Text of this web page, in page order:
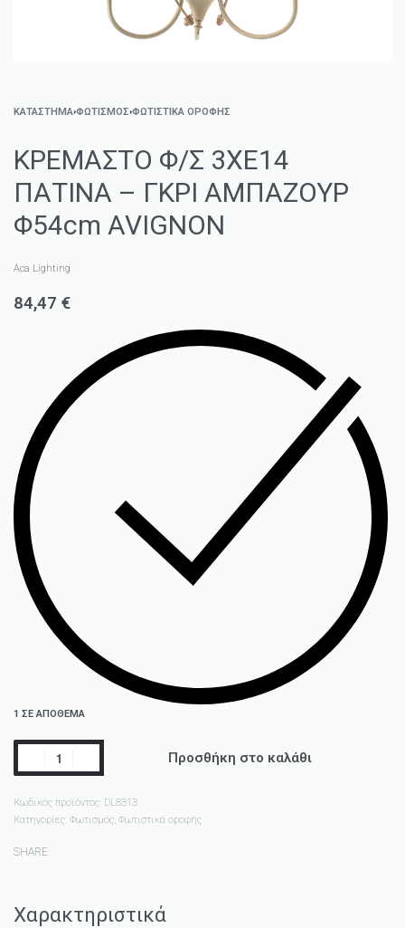
ΚΑΤΑΣΤΗΜΑ›ΦΩΤΙΣΜΌΣ›ΦΩΤΙΣΤΙΚΆ ΟΡΟΦΉΣ
ΚΡΕΜΑΣΤΟ Φ/Σ 3XE14
ΠΑΤΙΝΑ – ΓΚΡΙ ΑΜΠΑΖΟΥΡ
Φ54cm AVIGNON
Aca Lighting
84,47 €
1 ΣΕ ΑΠΌΘΕΜΑ
Προσθήκη στο καλάθι
Κωδικός προϊόντος: DL8313
Κατηγορίες: Φωτισμός, Φωτιστικά οροφής
SHARE
Χαρακτηριστικά